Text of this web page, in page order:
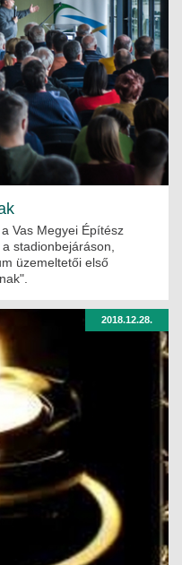
Vas Megyei Építész
stadionbejáráson,
üzemeltetői első
2018.12.28.